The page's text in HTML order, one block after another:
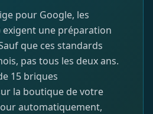
pour Google, les
exigent une préparation
que ces standards
pas tous les deux ans.
15 briques
la boutique de votre
automatiquement,